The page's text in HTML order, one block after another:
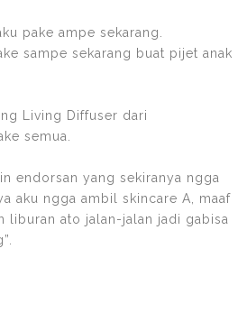
pake ampe sekarang.
sampe sekarang buat pijet anak
Living Diffuser dari
semua.
endorsan yang sekiranya ngga
aku ngga ambil skincare A, maaf
liburan ato jalan-jalan jadi gabisa